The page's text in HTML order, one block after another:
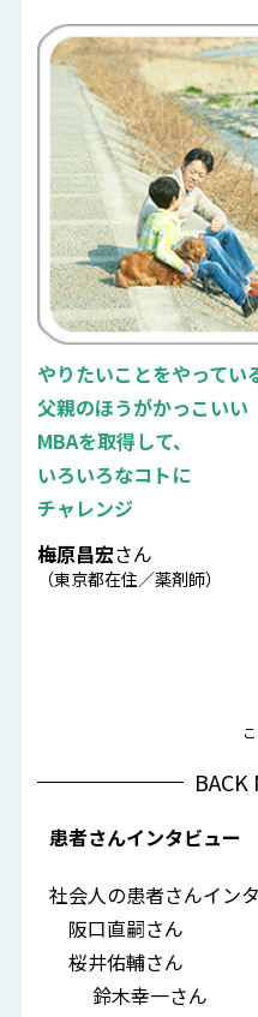
やりたいことをやってい
父親のほうがかっこいい
MBAを取得して、
いろいろなコトに
チャレンジ
梅原昌宏さん
（東京都在住／薬剤師）
BACK
患者さんインタビュー
社会人の患者さんイン
阪口直嗣さん
桜井佑輔さん
鈴木幸一さん